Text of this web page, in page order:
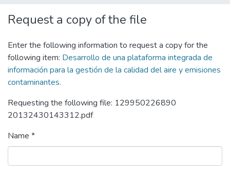
Request a copy of the file
Enter the following information to request a copy for the
following item: Desarrollo de una plataforma integrada de
información para la gestión de la calidad del aire y emisiones
contaminantes.
Requesting the following file: 129950226890
20132430143312.pdf
Name *